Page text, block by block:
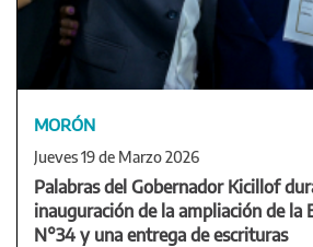
MORÓN
Jueves 19 de Marzo 2026
Palabras del Gobernador Kicillof
inauguración de la ampliación de la
N°34 y una entrega de escrituras